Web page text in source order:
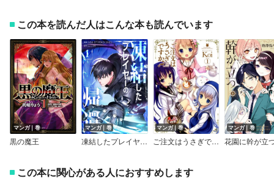
この本を読んだ人はこんな本も読んでいます
マンガ｜巻
黒の魔王
マンガ｜巻
凍結したプレイヤーの帰還
マンガ｜巻
ご注文はうさぎですか？
マンガ｜巻
花園に幹が立
この本に関心がある人におすすめします